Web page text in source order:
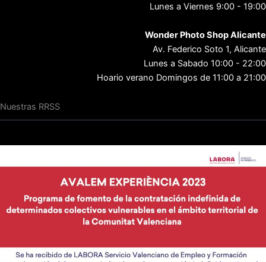
Lunes a Viernes 9:00 - 19:00
Wonder Photo Shop Alicante
Av. Federico Soto 1, Alicante
Lunes a Sabado 10:00 - 22:00
Hoario verano Domingos de 11:00 a 21:00
Nuestras RRSS